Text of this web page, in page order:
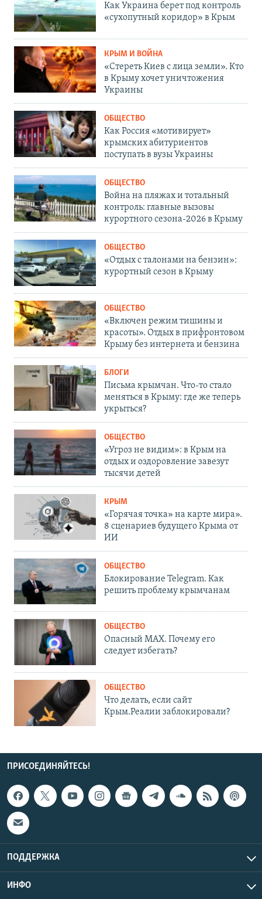
Как Украина берет под контроль
«сухопутный коридор» в Крым
КРЫМ И ВОЙНА
«Стереть Киев с лица земли». Кто
в Крыму хочет уничтожения
Украины
ОБЩЕСТВО
Как Россия «мотивирует»
крымских абитуриентов
поступать в вузы Украины
ОБЩЕСТВО
Война на пляжах и тотальный
контроль: главные вызовы
курортного сезона-2026 в Крыму
ОБЩЕСТВО
«Отдых с талонами на бензин»:
курортный сезон в Крыму
ОБЩЕСТВО
«Включен режим тишины и
красоты». Отдых в прифронтовом
Крыму без интернета и бензина
БЛОГИ
Письма крымчан. Что-то стало
меняться в Крыму: где же теперь
укрыться?
ОБЩЕСТВО
«Угроз не видим»: в Крым на
отдых и оздоровление завезут
тысячи детей
КРЫМ
«Горячая точка» на карте мира».
8 сценариев будущего Крыма от
ИИ
ОБЩЕСТВО
Блокирование Telegram. Как
решить проблему крымчанам
ОБЩЕСТВО
Опасный MAX. Почему его
следует избегать?
ОБЩЕСТВО
Что делать, если сайт
Крым.Реалии заблокировали?
ПРИСОЕДИНЯЙТЕСЬ!
ПОДДЕРЖКА
ИНФО